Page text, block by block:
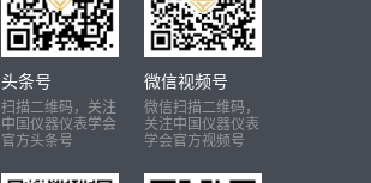
头条号
扫描二维码，关注
中国仪器仪表学会
官方头条号
微信视频号
微信扫描二维码，
关注中国仪器仪表
学会官方视频号